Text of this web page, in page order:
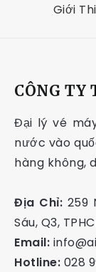
Giới
CÔNG TY
Đại lý vé
nước vào
hàng không,
Địa Chỉ: 259
Sáu, Q3,
Email:
Hotline: 028